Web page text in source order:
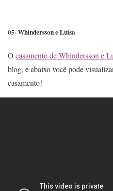
05- Whindersson e Luisa
O casamento de Whindersson e
blog, e abaixo você pode
casamento!